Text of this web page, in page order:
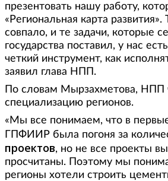
презентовать нашу работу,
«Региональная карта развития».
совпало, и те задачи, которые
государства поставил, у нас
четкий инструмент, как
заявил глава НПП.
По словам Мырзахметова, НПП
специализацию регионов.
«Мы все понимаем, что в
ГПФИИР была погоня за
проектов, но не все проекты
просчитаны. Поэтому мы
регионы хотели строить